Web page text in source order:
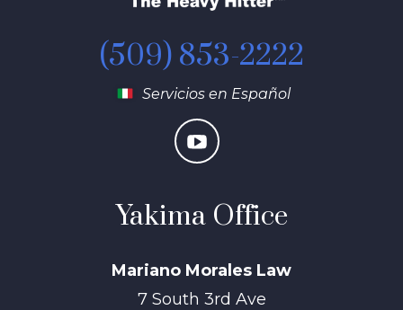
(509) 853-2222
Servicios en Español
Yakima Office
Mariano Morales Law
7 South 3rd Ave